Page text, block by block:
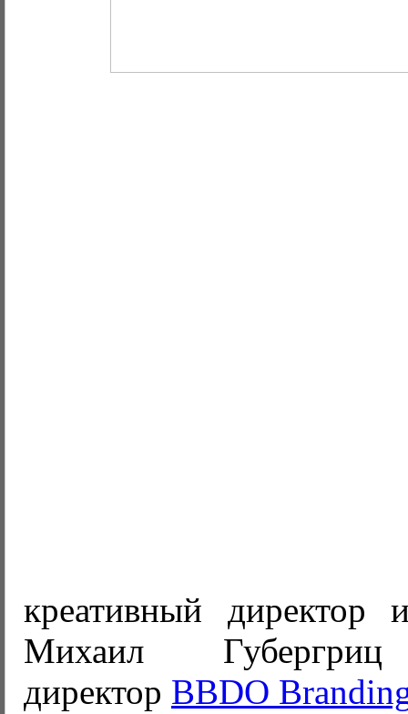
креативный
Михаил Губергриц
директор BBDO